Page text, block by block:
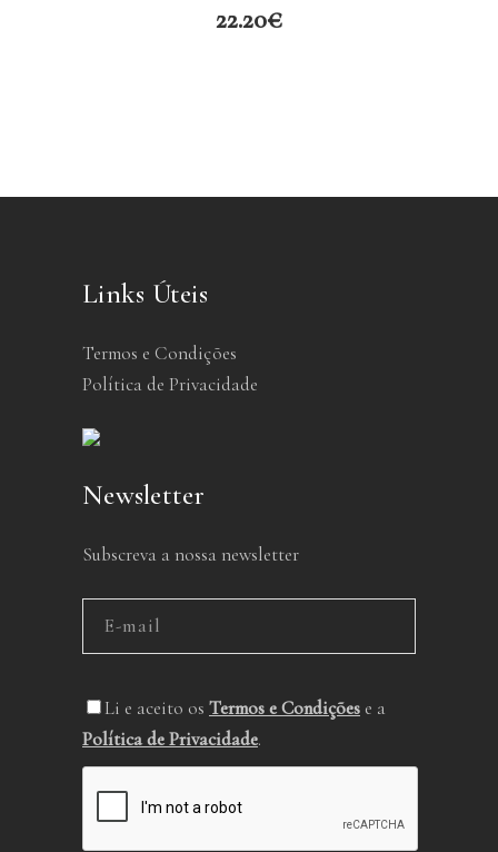
22.20€
Links Úteis
Termos e Condições
Política de Privacidade
Newsletter
Subscreva a nossa newsletter
Li e aceito os Termos e Condições e a
Política de Privacidade.